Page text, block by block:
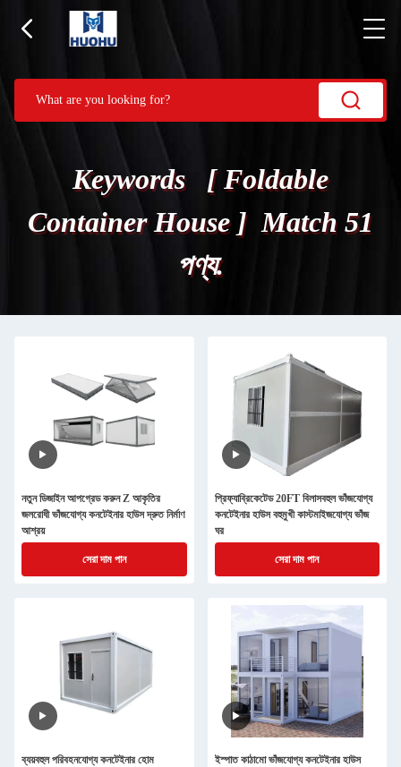
Keywords [ Foldable
Container House ] Match 51
পণ্য.
নতুন ডিজাইন আপগ্রেড করুন Z আকৃতির
জলরোধী ভাঁজযোগ্য কনটেইনার হাউস দ্রুত নির্মাণ
আশ্রয়
সেরা দাম পান
প্রিফ্যাব্রিকেটেড 20FT বিলাসবহুল ভাঁজযোগ্য
কনটেইনার হাউস বহুমুখী কাস্টমাইজযোগ্য ভাঁজ
ঘর
সেরা দাম পান
ব্যয়বহুল পরিবহনযোগ্য কনটেইনার হোম
ইস্পাত কাঠামো ভাঁজযোগ্য কনটেইনার হাউস